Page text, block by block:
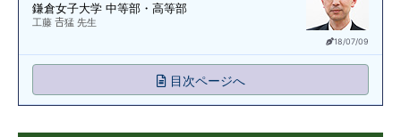
18/07/09
鎌倉女子大学 中等部・高等部
工藤 𠮷猛 先生
目次ページへ